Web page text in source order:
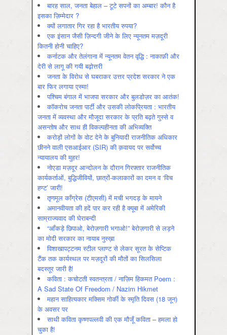
बारह साल, जनता बेहाल – टूटे सपनों का अम्बार! कौन है
इसका ज़िम्मेदार ?
क्यों लगातार गिर रहा है भारतीय रुपया?
एक इंसान जैसी ज़िन्दगी जीने के लिए न्यूनतम मज़दूरी
कितनी होनी चाहिए?
कर्नाटक और तेलंगाना में न्यूनतम वेतन वृद्धि : नाकाफ़ी और
देरी से लागू की गयी बढ़ोत्तरी
जनता के विरोध से घबराकर उत्तर प्रदेश सरकार ने एक
बार फिर लगाया एस्मा!
पश्चिम बंगाल में भाजपा सरकार और बुलडोज़र का आतंक!
कॉकरोच जनता पार्टी और उसकी लोकप्रियता : भारतीय
जनता में व्‍यवस्‍था और मौजूदा सरकार के प्रति बढ़ते गुस्‍से व
असन्‍तोष और साथ ही विकल्‍पहीनता की अभिव्‍यक्ति
करोड़ों लोगों के वोट देने के बुनियादी राजनीतिक अधिकार
छीनने वाली एसआईआर (SIR) की क़वायद पर सर्वोच्च
न्यायालय की मुहर!
नोएडा मज़दूर आन्दोलन के दौरान गिरफ़्तार राजनीतिक
कार्यकर्ताओं, बुद्धिजीवियों, छात्रों-कलाकारों का दमन व ‘विच
हण्ट’ जारी!
तृणमूल काँग्रेस (टीएमसी) में मची भगदड़ के मायने
अमानवीयता की हदें पार कर रही है क्यूबा में अमेरिकी
साम्राज्यवाद की घेराबन्दी
“आँकड़े छिपाओ, बेरोज़गारी भगाओ!” बेरोज़गारी से लड़ने
का मोदी सरकार का नायाब नुस्ख़ा
विशाखापट्टनम स्टील प्लाण्ट से लेकर सूरत के सेप्टिक
टैंक तक कार्यस्थल पर मज़दूरों की मौतों का सिलसिला
बदस्तूर जारी है!
कविता : कचोटती स्वतन्त्रता / नाज़िम हिकमत Poem :
A Sad State Of Freedom / Nazim Hikmet
महान साहित्यकार मक्सिम गोर्की के स्मृति दिवस (18 जून)
के अवसर पर
साथी कविता कृष्णपल्लवी की एक मौजूँ कविता – हमला हो
चुका है!